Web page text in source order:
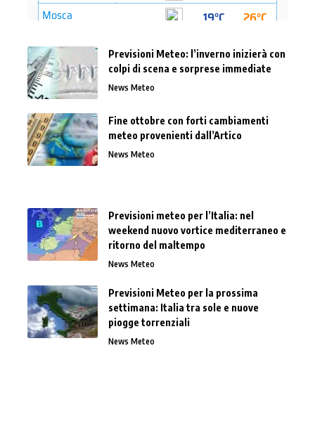
Previsioni Meteo: l’inverno inizierà con
colpi di scena e sorprese immediate
News Meteo
Fine ottobre con forti cambiamenti
meteo provenienti dall’Artico
News Meteo
Previsioni meteo per l’Italia: nel
weekend nuovo vortice mediterraneo e
ritorno del maltempo
News Meteo
Previsioni Meteo per la prossima
settimana: Italia tra sole e nuove
piogge torrenziali
News Meteo